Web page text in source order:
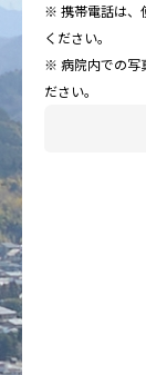
※ 携帯電話は、
ください。
※ 病院内での写
ださい。